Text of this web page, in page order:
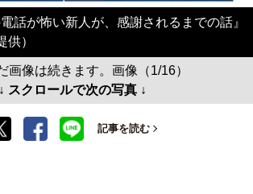
話が怖い新人が、感謝されるまでの話』
供）
画像は続きます。画像（1/16）
↓ スクロールで次の写真 ↓
記事を読む